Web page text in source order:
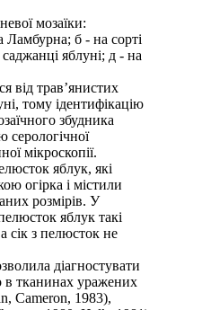
мозаїки:
Ламбурна; б - на сорті
яблуні; д - на
від трав’янистих
тому ідентифікацію
збудника
мікроскопії.
яблук, які
огірка і містили
розмірів. У
яблук такі
сік з пелюсток не
діагностувати
в тканинах уражених
Cameron, 1983),